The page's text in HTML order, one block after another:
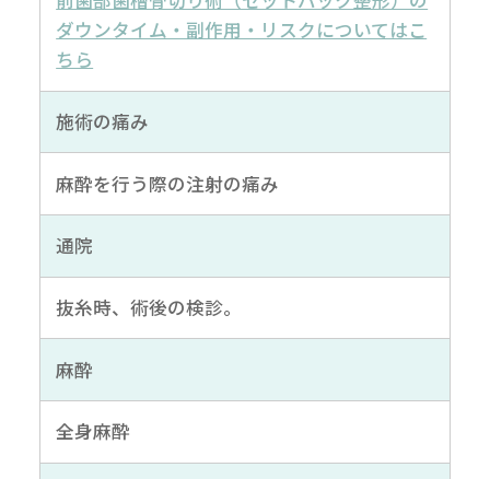
ダウンタイム・副作用・リスクについてはこ
ちら
施術の痛み
麻酔を行う際の注射の痛み
通院
抜糸時、術後の検診。
麻酔
全身麻酔